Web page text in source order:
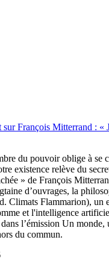
François Mitterrand : «
du pouvoir oblige à se
existence relève du
» de François
d’ouvrages, la
Climats Flammarion), un
et l'intelligence
l’émission Un
du commun.